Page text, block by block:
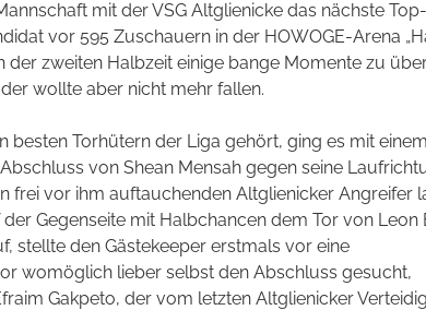
mit der VSG Altglienicke das nächste
vor 595 Zuschauern in der HOWOGE-Arena
der zweiten Halbzeit einige bange Momente zu
wollte aber nicht mehr fallen.
besten Torhütern der Liga gehört, ging es mit einem
von Shean Mensah gegen seine
frei vor ihm auftauchenden Altglienicker Angreifer
Gegenseite mit Halbchancen dem Tor von Leon
stellte den Gästekeeper erstmals vor eine
womöglich lieber selbst den Abschluss gesucht,
Gakpeto, der vom letzten Altglienicker